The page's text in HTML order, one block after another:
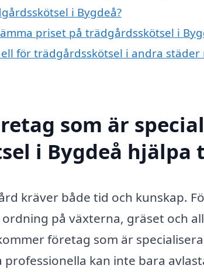
i Bygdeå?
priset på trädgårdsskötsel i
för trädgårdsskötsel i andra städer
som är
i Bygdeå hjälpa
kräver både tid och kunskap.
på växterna, gräset och
företag som är
professionella kan inte bara